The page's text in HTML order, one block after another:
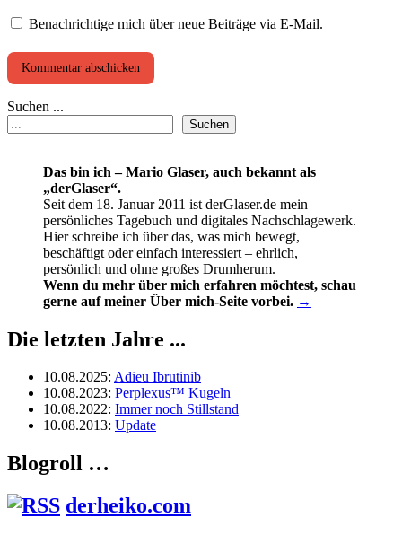
Benachrichtige mich über neue Beiträge via E-Mail.
Suchen ...
Suchen
Das bin ich – Mario Glaser, auch bekannt als
„derGlaser“.
Seit dem 18. Januar 2011 ist derGlaser.de mein
persönliches Tagebuch und digitales Nachschlagewerk.
Hier schreibe ich über das, was mich bewegt,
beschäftigt oder einfach interessiert – ehrlich,
persönlich und ohne großes Drumherum.
Wenn du mehr über mich erfahren möchtest, schau
gerne auf meiner Über mich-Seite vorbei. →
Die letzten Jahre ...
10.08.2025: Adieu Ibrutinib
10.08.2023: Perplexus™ Kugeln
10.08.2022: Immer noch Stillstand
10.08.2013: Update
Blogroll …
derheiko.com